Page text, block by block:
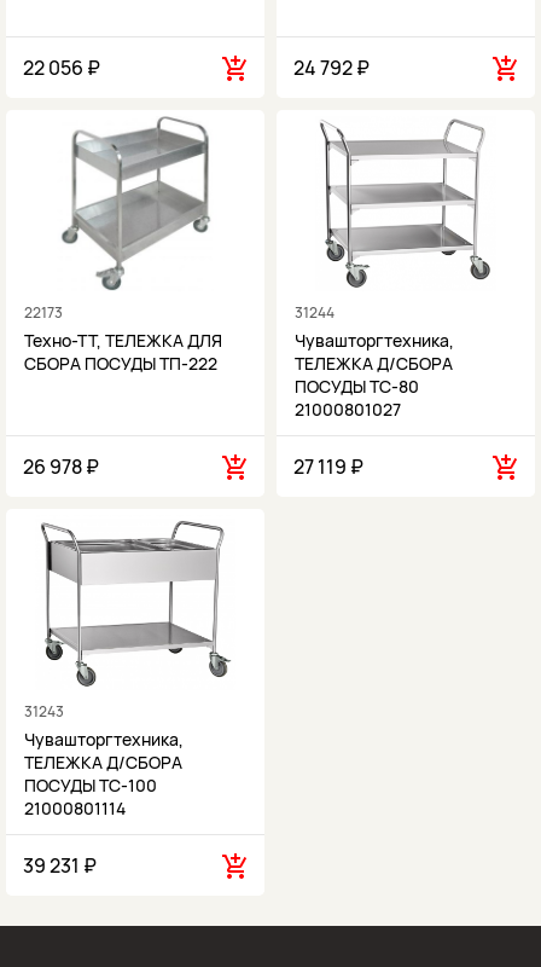
22 056 ₽ 24 792 ₽
22173
Техно-ТТ, ТЕЛЕЖКА ДЛЯ
СБОРА ПОСУДЫ ТП-222
26 978 ₽
31244
Чувашторгтехника,
ТЕЛЕЖКА Д/СБОРА
ПОСУДЫ ТС-80
21000801027
27 119 ₽
31243
Чувашторгтехника,
ТЕЛЕЖКА Д/СБОРА
ПОСУДЫ ТС-100
21000801114
39 231 ₽